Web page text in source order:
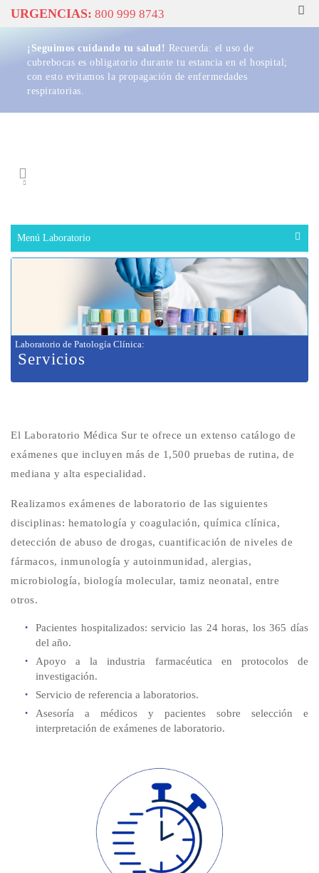
URGENCIAS: 800 999 8743
¡Seguimos cuidando tu salud! Recuerda: el uso de
cubrebocas es obligatorio durante tu estancia en el hospital;
con esto evitamos la propagación de enfermedades
respiratorias.
Buscador
Menú Laboratorio
Laboratorio de Patología Clínica:
Servicios
El Laboratorio Médica Sur te ofrece un extenso catálogo de
exámenes que incluyen más de 1,500 pruebas de rutina, de
mediana y alta especialidad.
Realizamos exámenes de laboratorio de las siguientes
disciplinas: hematología y coagulación, química clínica,
detección de abuso de drogas, cuantificación de niveles de
fármacos, inmunología y autoinmunidad, alergias,
microbiología, biología molecular, tamiz neonatal, entre
otros.
Pacientes hospitalizados: servicio las 24 horas, los 365 días
del año.
Apoyo a la industria farmacéutica en protocolos de
investigación.
Servicio de referencia a laboratorios.
Asesoría a médicos y pacientes sobre selección e
interpretación de exámenes de laboratorio.